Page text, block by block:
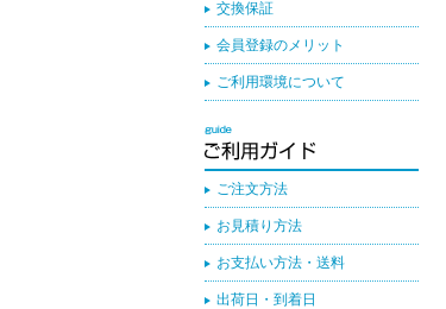
交換保証
会員登録のメリット
ご利用環境について
ご注文方法
お見積り方法
お支払い方法・送料
出荷日・到着日